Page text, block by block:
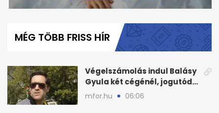
minute,
12MÉG TÖBB FRISS HÍR
Végelszámolás indul Balásy
Gyula két cégénél, jogutód
nélkül zárnak
mfor.hu 06:06